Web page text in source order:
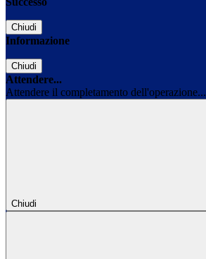
Chiudi
Informazione
Chiudi
Attendere...
Attendere il completamento dell'operazione...
Chiudi